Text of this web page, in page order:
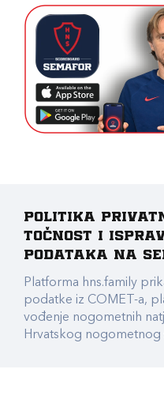
Politika
točnost i
podataka na
Platforma hns.family
podatke iz COMET-a,
vođenje nogometnih
Hrvatskog nogometnog